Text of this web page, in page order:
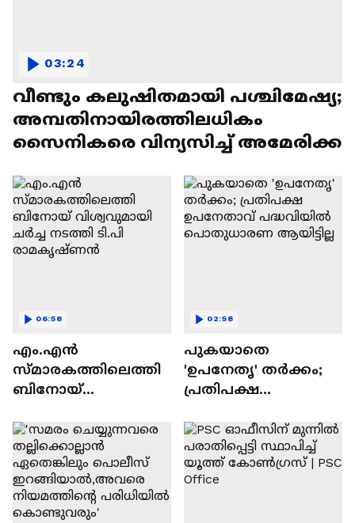
വീണ്ടും കലുഷിതമായി പശ്ചിമേഷ്യ;
അമ്പതിനായിരത്തിലധികം
സൈനികരെ വിന്യസിച്ച് അമേരിക്ക
03:24
എം.എൻ
സ്‌മാരകത്തിലെത്തി
ബിനോയ്
നടത്തി ടി.പി
രാമകൃഷ്ണൻ
06:58
പുകയാതെ
'ഉപനേതൃ' തർക്കം;
പ്രതിപക്ഷ
പദ്ധവിയിൽ
പൊതുധാരണ
ആയിട്ടില്ല
02:58